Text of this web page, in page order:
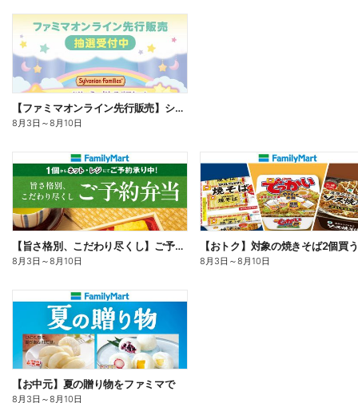
【ファミマオンライン先行販売】シルバニアファミリー
8月3日 ～8月10日
【旨さ格別、こだわり尽くし】ご予約弁当
8月3日 ～8月10日 8月3日 ～8月10日
【お中元】夏の贈り物をファミマで
8月3日 ～8月10日